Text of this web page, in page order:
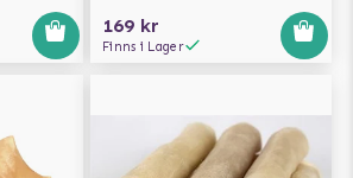
169 kr
Finns i Lager